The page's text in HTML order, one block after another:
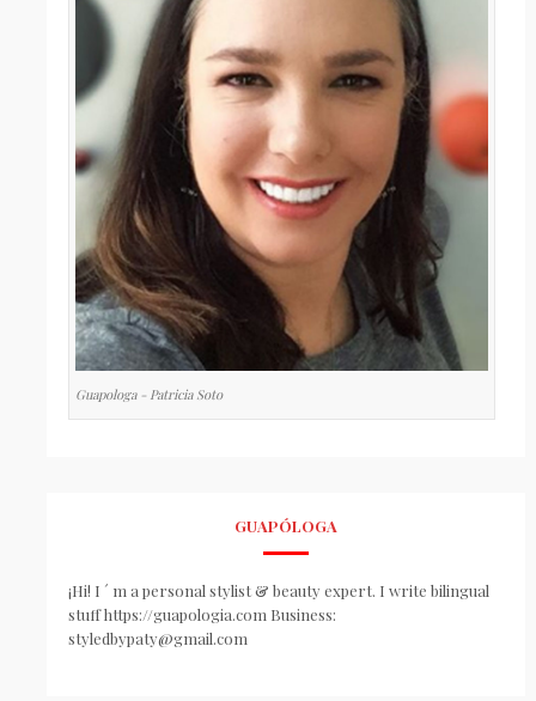
Guapologa - Patricia Soto
GUAPÓLOGA
¡Hi! I ´ m a personal stylist & beauty expert. I write bilingual
stuff https://guapologia.com Business:
styledbypaty@gmail.com